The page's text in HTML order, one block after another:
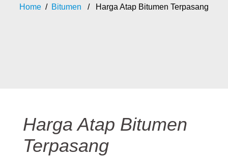
Home / Bitumen / Harga Atap Bitumen Terpasang
Harga Atap Bitumen
Terpasang